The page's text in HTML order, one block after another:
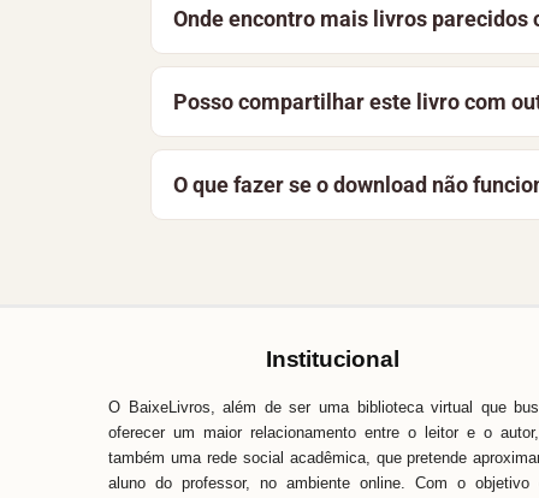
instituições. A licença desta obra
Onde encontro mais livros parecidos
Música e Beleza faz parte do acervo
sugestões da seção “Leia também”
Posso compartilhar este livro com
A melhor forma de apoiar o projeto é
a manter a biblioteca gratuita e
O que fazer se o download não
Institucional
O BaixeLivros, além de ser uma biblioteca virtual que
oferecer um maior relacionamento entre o leitor e o
também uma rede social acadêmica, que pretende
aluno do professor, no ambiente online. Com o objetivo